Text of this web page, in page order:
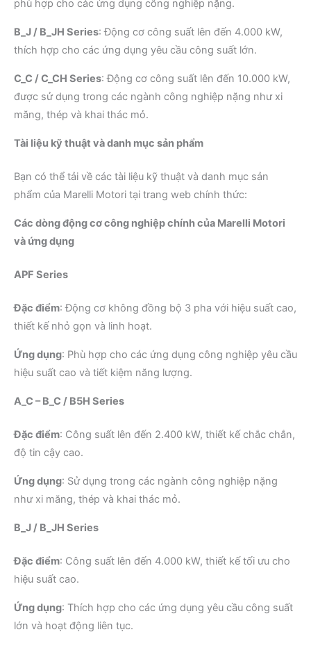
phù hợp cho các ứng dụng công nghiệp nặng.
B_J / B_JH Series:Động cơ công suất lên đến 4.000 kW,
thích hợp cho các ứng dụng yêu cầu công suất lớn.
C_C / C_CH Series:Động cơ công suất lên đến 10.000 kW,
được sử dụng trong các ngành công nghiệp nặng như xi
măng, thép và khai thác mỏ.
Tài liệu kỹ thuật và danh mục sản phẩm
Bạn có thể tải về các tài liệu kỹ thuật và danh mục sản
phẩm của Marelli Motori tại trang web chính thức:
Các dòng động cơ công nghiệp chính của Marelli Motori
và ứng dụng
APF Series
Đặc điểm:Động cơ không đồng bộ 3 pha với hiệu suất cao,
thiết kế nhỏ gọn và linh hoạt.
Ứng dụng: Phù hợp cho các ứng dụng công nghiệp yêu cầu
hiệu suất cao và tiết kiệm năng lượng.
A_C – B_C / B5H Series
Đặc điểm: Công suất lên đến 2.400 kW, thiết kế chắc chắn,
độ tin cậy cao.
Ứng dụng: Sử dụng trong các ngành công nghiệp nặng
như xi măng, thép và khai thác mỏ.
B_J / B_JH Series
Đặc điểm: Công suất lên đến 4.000 kW, thiết kế tối ưu cho
hiệu suất cao.
Ứng dụng: Thích hợp cho các ứng dụng yêu cầu công suất
lớn và hoạt động liên tục.